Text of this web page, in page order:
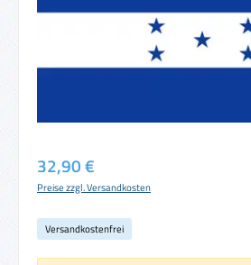
Regulärer Preis:
32,90 €
Preise zzgl. Versandkosten
Versandkostenfrei